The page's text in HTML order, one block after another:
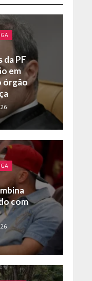
PF
em
órgão
com